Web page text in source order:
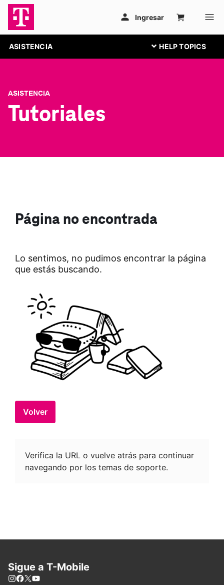
ASISTENCIA
ASISTENCIA
Tutoriales